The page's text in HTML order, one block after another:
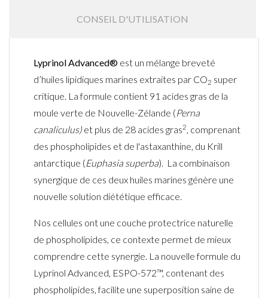
CONSEIL D'UTILISATION
Lyprinol Advanced® est un mélange breveté
d’huiles lipidiques marines extraites par CO2 super
critique. La formule contient 91 acides gras de la
moule verte de Nouvelle-Zélande (Perna
canaliculus) et plus de 28 acides gras2, comprenant
des phospholipides et de l'astaxanthine, du Krill
antarctique (Euphasia superba). La combinaison
synergique de ces deux huiles marines génère une
nouvelle solution diététique efficace.
Nos cellules ont une couche protectrice naturelle
de phospholipides, ce contexte permet de mieux
comprendre cette synergie. La nouvelle formule du
Lyprinol Advanced, ESPO-572™, contenant des
phospholipides, facilite une superposition saine de